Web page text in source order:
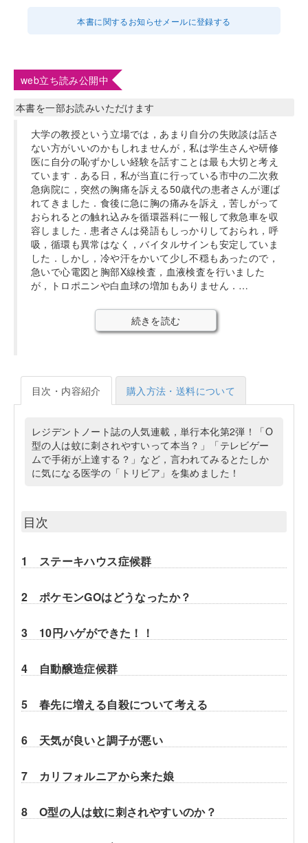
本書に関するお知らせメールに登録する
web立ち読み公開中
本書を一部お読みいただけます
大学の教授という立場では，あまり自分の失敗談は話さ
ない方がいいのかもしれませんが，私は学生さんや研修
医に自分の恥ずかしい経験を話すことは最も大切と考え
ています．ある日，私が当直に行っている市中の二次救
急病院に，突然の胸痛を訴える50歳代の患者さんが運ば
れてきました．食後に急に胸の痛みを訴え，苦しがって
おられるとの触れ込みを循環器科に一報して救急車を収
容しました．患者さんは発語もしっかりしておられ，呼
吸，循環も異常はなく，バイタルサインも安定していま
した．しかし，冷や汗をかいて少し不穏もあったので，
急いで心電図と胸部X線検査，血液検査を行いました
が，トロポニンや白血球の増加もありません．…
続きを読む
目次・内容紹介 購入方法・送料について
レジデントノート誌の人気連載，単行本化第2弾！「O
型の人は蚊に刺されやすいって本当？」「テレビゲー
ムで手術が上達する？」など，言われてみるとたしか
に気になる医学の「トリビア」を集めました！
目次
1 ステーキハウス症候群
2 ポケモンGOはどうなったか？
3 10円ハゲができた！！
4 自動醸造症候群
5 春先に増える自殺について考える
6 天気が良いと調子が悪い
7 カリフォルニアから来た娘
8 O型の人は蚊に刺されやすいのか？